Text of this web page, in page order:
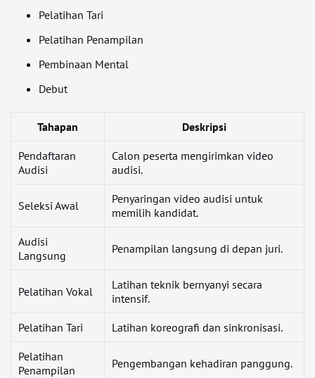
Pelatihan Tari
Pelatihan Penampilan
Pembinaan Mental
Debut
Tahapan Deskripsi
Pendaftaran
Audisi
Calon peserta mengirimkan video
audisi.
Seleksi Awal
Penyaringan video audisi untuk
memilih kandidat.
Audisi
Langsung
Penampilan langsung di depan juri.
Pelatihan Vokal
Latihan teknik bernyanyi secara
intensif.
Pelatihan Tari Latihan koreografi dan sinkronisasi.
Pelatihan
Penampilan
Pengembangan kehadiran panggung.